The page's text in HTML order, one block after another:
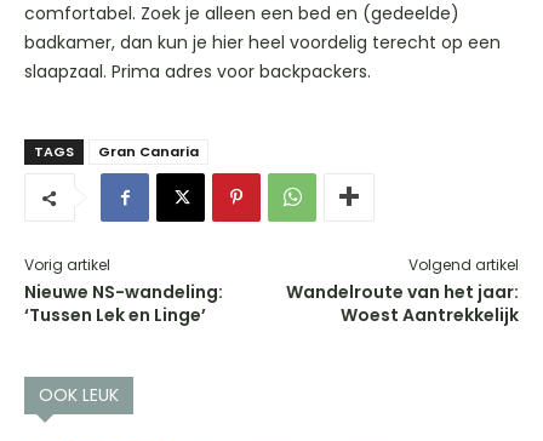
comfortabel. Zoek je alleen een bed en (gedeelde)
badkamer, dan kun je hier heel voordelig terecht op een
slaapzaal. Prima adres voor backpackers.
TAGS Gran Canaria
Vorig artikel
Nieuwe NS-wandeling:
‘Tussen Lek en Linge’
Volgend artikel
Wandelroute van het jaar:
Woest Aantrekkelijk
OOK LEUK